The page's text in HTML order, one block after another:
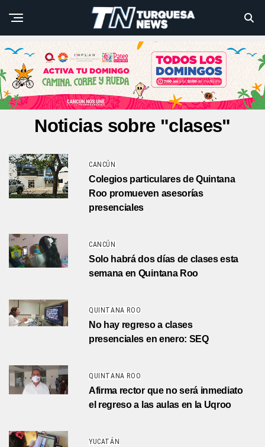
Noticias sobre "clases"
CANCÚN
Colegios particulares de Quintana
Roo promueven asesorías
presenciales
CANCÚN
Solo habrá dos días de clases esta
semana en Quintana Roo
QUINTANA ROO
No hay regreso a clases
presenciales en enero: SEQ
QUINTANA ROO
Afirma rector que no será inmediato
el regreso a las aulas en la Uqroo
YUCATÁN